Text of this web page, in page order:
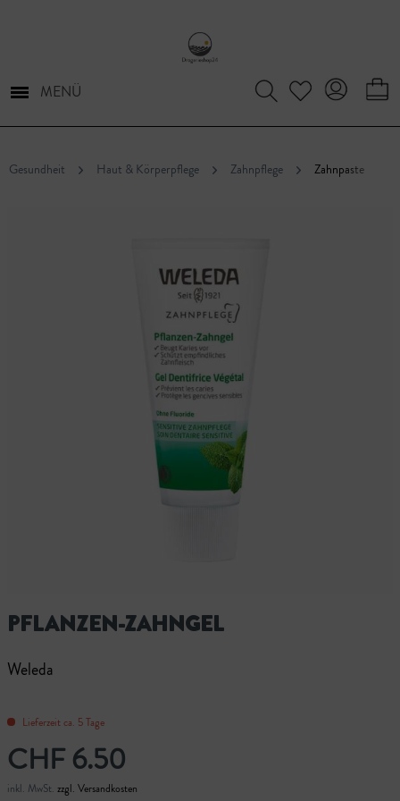
MENÜ
Gesundheit Haut & Körperpflege Zahnpflege Zahnpaste
PFLANZEN-ZAHNGEL
Weleda
Lieferzeit ca. 5 Tage
CHF 6.50
inkl. MwSt. zzgl. Versandkosten